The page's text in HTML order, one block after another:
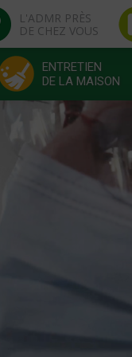
L'ADMR PRÈS
DE CHEZ VOUS
ENTRETIEN
DE LA MAISON